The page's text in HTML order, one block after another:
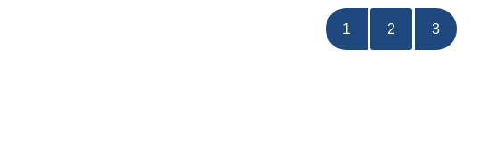
1 2 3